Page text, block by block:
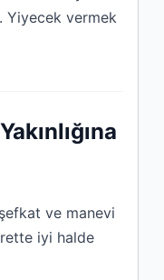
Yiyecek vermek
ve manevi
iyi halde